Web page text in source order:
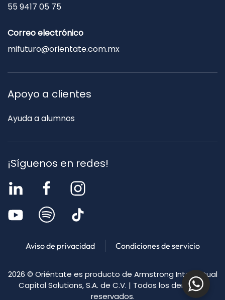
55 9417 05 75
Correo electrónico
mifuturo@orientate.com.mx
Apoyo a clientes
Ayuda a alumnos
¡Síguenos en redes!
Aviso de privacidad Condiciones de servicio
2026 © Oriéntate es producto de Armstrong Intellectual
Capital Solutions, S.A. de C.V. | Todos los derechos
reservados.